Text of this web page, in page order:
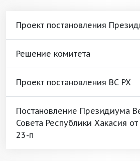
Проект постановления
Решение комитета
Проект постановления ВС РХ
Постановление Президиума
Совета Республики Хакасия
23-п